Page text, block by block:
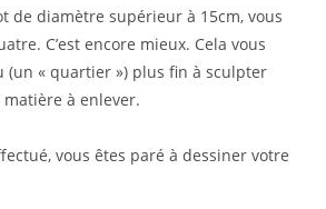
de diamètre supérieur à 15cm, vous
C’est encore mieux. Cela vous
(un « quartier ») plus fin à sculpter
à enlever.
vous êtes paré à dessiner votre